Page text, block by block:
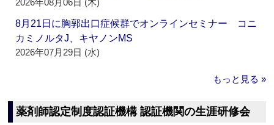
2026年08月06日 (木)
8月21日に胸郭出口症候群でオンラインセミナー コニ
カミノルタJ、キヤノンMS
2026年07月29日 (水)
もっと見る »
薬剤師認定制度認証機構 認証機関の生涯研修会